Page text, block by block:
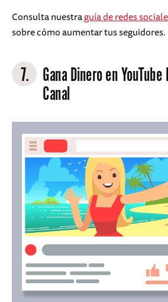
Consulta nuestraguía de redes
sobre cómo aumentar tus seguidores.
7.
Gana Dinero en
Canal